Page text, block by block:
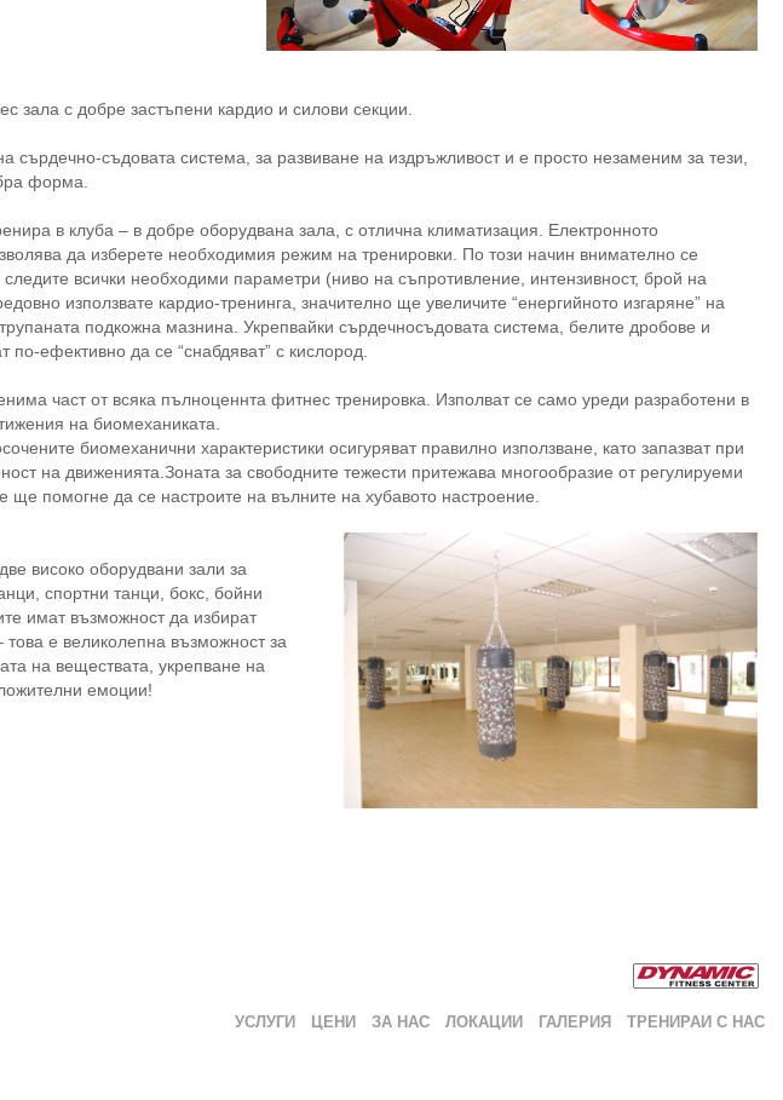
зала с добре застъпени кардио и силови секции.
сърдечно-съдовата система, за развиване на издръжливост и е просто незаменим за тези,
форма.
в клуба – в добре оборудвана зала, с отлична климатизация. Електронното
да изберете необходимия режим на тренировки. По този начин внимателно се
всички необходими параметри (ниво на съпротивление, интензивност, брой на
използвате кардио-тренинга, значително ще увеличите “енергийното изгаряне” на
подкожна мазнина. Укрепвайки сърдечносъдовата система, белите дробове и
ефективно да се “снабдяват” с кислород.
част от всяка пълноценнта фитнес тренировка. Изполват се само уреди разработени в
на биомеханиката.
биомеханични характеристики осигуряват правилно използване, като запазват при
на движенията.Зоната за свободните тежести притежава многообразие от регулируеми
помогне да се настроите на вълните на хубавото настроение.
високо оборудвани зали за
спортни танци, бокс, бойни
имат възможност да избират
е великолепна възможност за
на веществата, укрепване на
емоции!
УСЛУГИ ЦЕНИ ЗА НАС ЛОКАЦИИ ГАЛЕРИЯ ТРЕНИРАЙ С НАС